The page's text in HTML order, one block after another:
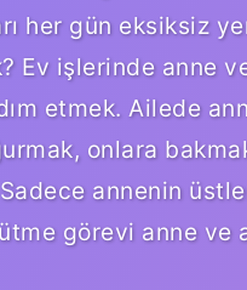
her gün eksiksiz
Ev işlerinde anne
etmek. Ailede
onlara
Sadece annenin
görevi anne ve